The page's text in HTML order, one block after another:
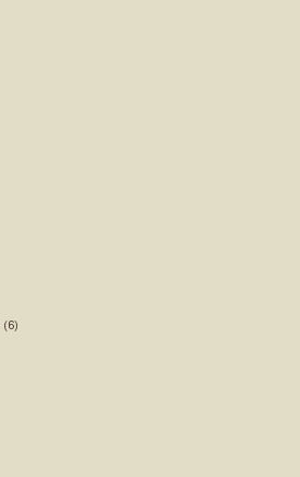
(6)